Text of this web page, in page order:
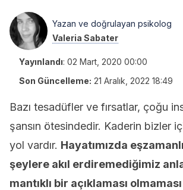
Yazan ve doğrulayan psikolog
Valeria Sabater
Yayınlandı: 02 Mart, 2020 00:00
Son Güncelleme: 21 Aralık, 2022 18:49
Bazı tesadüfler ve fırsatlar, çoğu
şansın ötesindedir. Kaderin bizler
yol vardır. Hayatımızda
şeylere akıl erdiremediğimiz
mantıklı bir açıklaması